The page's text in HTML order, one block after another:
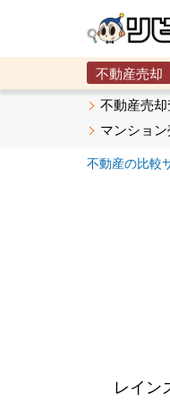
不動産売却
メタ住宅展
不動産売
マンショ
不動産の比較
レイン